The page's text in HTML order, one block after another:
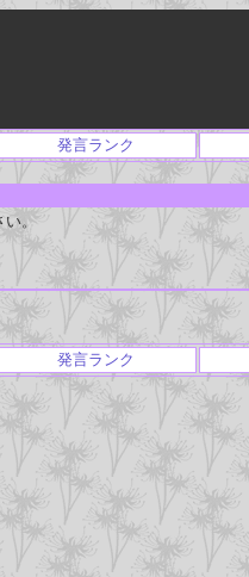
発言ランク
い。
発言ランク